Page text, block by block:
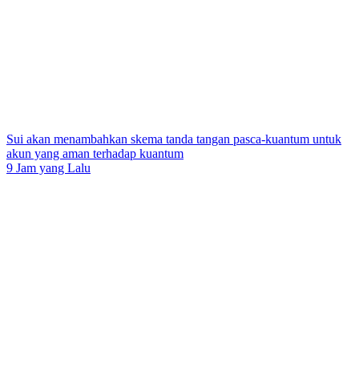
Sui akan menambahkan skema tanda tangan pasca-kuantum untuk
akun yang aman terhadap kuantum
9 Jam yang Lalu